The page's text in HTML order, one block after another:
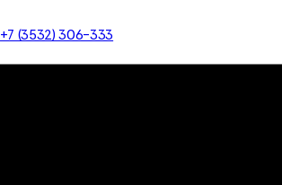
+7 (3532) 306-333